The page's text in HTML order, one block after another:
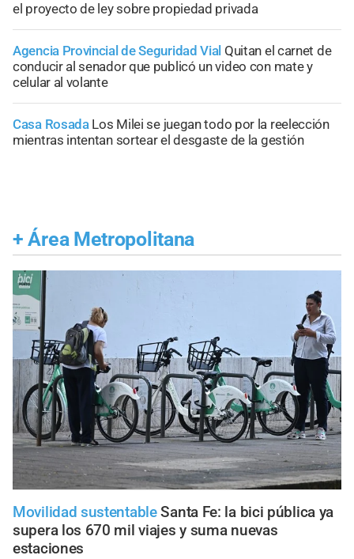
el proyecto de ley sobre propiedad privada
Agencia Provincial de Seguridad Vial Quitan el carnet de
conducir al senador que publicó un video con mate y
celular al volante
Casa Rosada Los Milei se juegan todo por la reelección
mientras intentan sortear el desgaste de la gestión
+ Área Metropolitana
Movilidad sustentable Santa Fe: la bici pública ya
supera los 670 mil viajes y suma nuevas
estaciones